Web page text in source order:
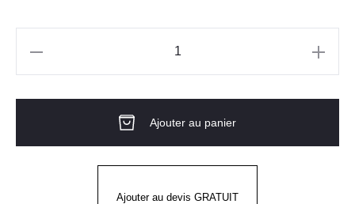
Cuisine
Ajouter au panier
Ajouter au devis GRATUIT